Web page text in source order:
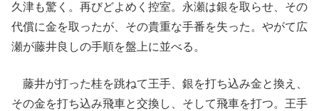
久津も驚く。再びどよめく控室。永瀬は銀を取らせ、その
代償に金を取ったが、その貴重な手番を失った。やがて広
瀬が藤井良しの手順を盤上に並べる。
藤井が打った桂を跳ねて王手、銀を打ち込み金と換え、
その金を打ち込み飛車と交換し、そして飛車を打つ。王手